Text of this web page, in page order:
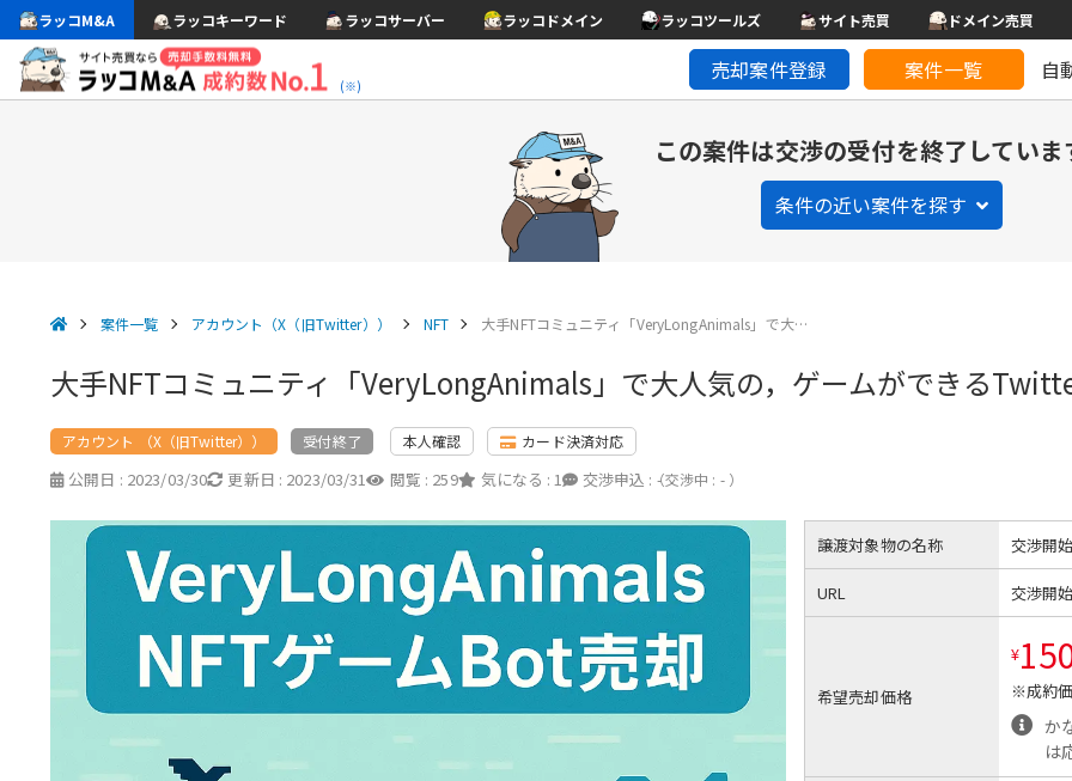
ラッコM&A ラッコキーワード ラッコサーバー ラッコドメイン ラッコツールズ サイト売買 ドメイン売買
(※)
売却案件登録 案件一覧 自
この案件は交渉の受付を終了していま
条件の近い案件を探す
案件一覧 アカウント（X（旧Twitter）） NFT 大手NFTコミュニティ「VeryLongAnimals」で大…
大手NFTコミュニティ「VeryLongAnimals」で大人気の，ゲームができる
アカウント （X（旧Twitter）） 受付終了 本人確認 カード決済対応
公開日 : 2023/03/30 更新日 : 2023/03/31 閲覧 : 259 気になる : 1 交渉申込 : -
（交渉中 : - ）
譲渡対象物の名称 交渉開
URL 交渉開
希望売却価格
¥
※成約
か
は